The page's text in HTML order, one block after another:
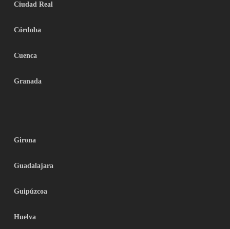
Ciudad Real
Córdoba
Cuenca
Granada
Girona
Guadalajara
Guipúzcoa
Huelva